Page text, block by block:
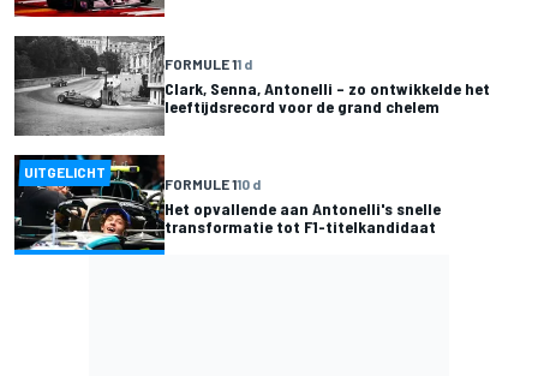
FORMULE 11 d
Clark, Senna, Antonelli – zo ontwikkelde het
leeftijdsrecord voor de grand chelem
UITGELICHT
FORMULE 110 d
Het opvallende aan Antonelli's snelle
transformatie tot F1-titelkandidaat